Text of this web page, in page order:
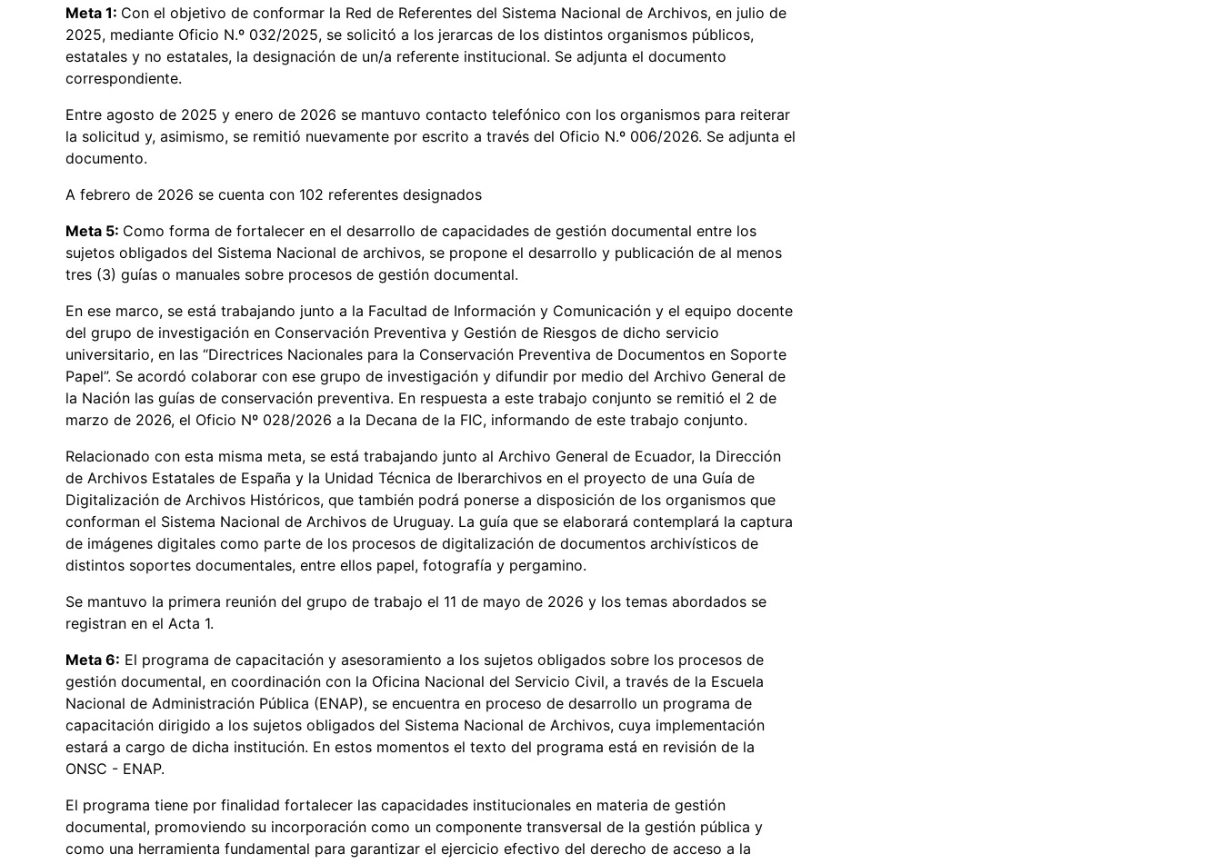
Meta 1: Con el objetivo de conformar la Red de Referentes del Sistema Nacional de Archivos, en julio de
2025, mediante Oficio N.º 032/2025, se solicitó a los jerarcas de los distintos organismos públicos,
estatales y no estatales, la designación de un/a referente institucional. Se adjunta el documento
correspondiente.
Entre agosto de 2025 y enero de 2026 se mantuvo contacto telefónico con los organismos para reiterar
la solicitud y, asimismo, se remitió nuevamente por escrito a través del Oficio N.º 006/2026. Se adjunta el
documento.
A febrero de 2026 se cuenta con 102 referentes designados
Meta 5: Como forma de fortalecer en el desarrollo de capacidades de gestión documental entre los
sujetos obligados del Sistema Nacional de archivos, se propone el desarrollo y publicación de al menos
tres (3) guías o manuales sobre procesos de gestión documental.
En ese marco, se está trabajando junto a la Facultad de Información y Comunicación y el equipo docente
del grupo de investigación en Conservación Preventiva y Gestión de Riesgos de dicho servicio
universitario, en las “Directrices Nacionales para la Conservación Preventiva de Documentos en Soporte
Papel”. Se acordó colaborar con ese grupo de investigación y difundir por medio del Archivo General de
la Nación las guías de conservación preventiva. En respuesta a este trabajo conjunto se remitió el 2 de
marzo de 2026, el Oficio Nº 028/2026 a la Decana de la FIC, informando de este trabajo conjunto.
Relacionado con esta misma meta, se está trabajando junto al Archivo General de Ecuador, la Dirección
de Archivos Estatales de España y la Unidad Técnica de Iberarchivos en el proyecto de una Guía de
Digitalización de Archivos Históricos, que también podrá ponerse a disposición de los organismos que
conforman el Sistema Nacional de Archivos de Uruguay. La guía que se elaborará contemplará la captura
de imágenes digitales como parte de los procesos de digitalización de documentos archivísticos de
distintos soportes documentales, entre ellos papel, fotografía y pergamino.
Se mantuvo la primera reunión del grupo de trabajo el 11 de mayo de 2026 y los temas abordados se
registran en el Acta 1.
Meta 6: El programa de capacitación y asesoramiento a los sujetos obligados sobre los procesos de
gestión documental, en coordinación con la Oficina Nacional del Servicio Civil, a través de la Escuela
Nacional de Administración Pública (ENAP), se encuentra en proceso de desarrollo un programa de
capacitación dirigido a los sujetos obligados del Sistema Nacional de Archivos, cuya implementación
estará a cargo de dicha institución. En estos momentos el texto del programa está en revisión de la
ONSC - ENAP.
El programa tiene por finalidad fortalecer las capacidades institucionales en materia de gestión
documental, promoviendo su incorporación como un componente transversal de la gestión pública y
como una herramienta fundamental para garantizar el ejercicio efectivo del derecho de acceso a la